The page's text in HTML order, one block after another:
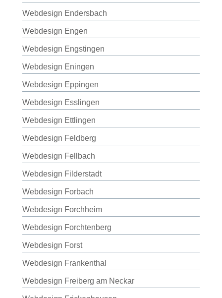
Webdesign Endersbach
Webdesign Engen
Webdesign Engstingen
Webdesign Eningen
Webdesign Eppingen
Webdesign Esslingen
Webdesign Ettlingen
Webdesign Feldberg
Webdesign Fellbach
Webdesign Filderstadt
Webdesign Forbach
Webdesign Forchheim
Webdesign Forchtenberg
Webdesign Forst
Webdesign Frankenthal
Webdesign Freiberg am Neckar